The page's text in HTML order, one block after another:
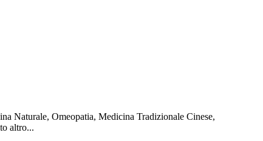
Naturale, Omeopatia, Medicina Tradizionale Cinese,
altro...